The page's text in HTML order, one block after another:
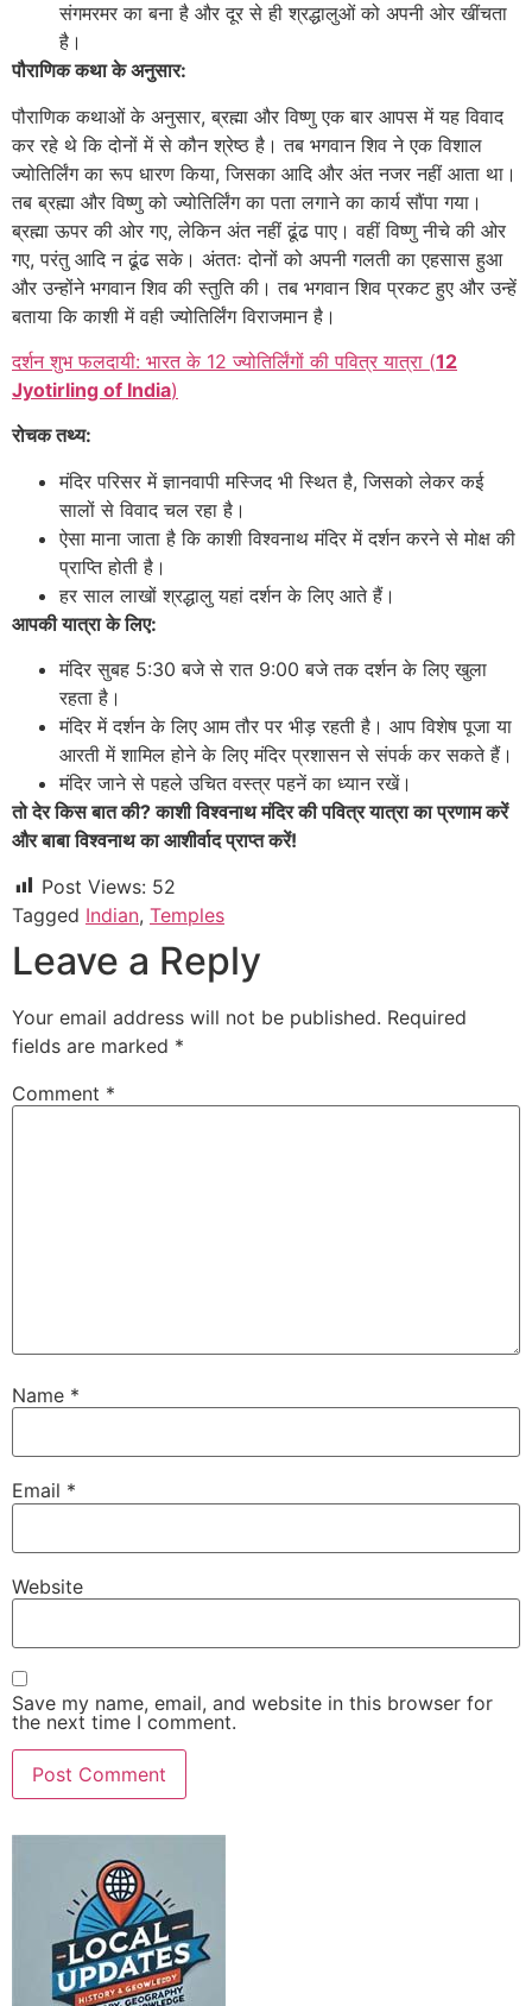
संगमरमर का बना है और दूर से ही श्रद्धालुओं को अपनी ओर खींचता
है।
पौराणिक कथा के अनुसार:
पौराणिक कथाओं के अनुसार, ब्रह्मा और विष्णु एक बार आपस में यह विवाद
कर रहे थे कि दोनों में से कौन श्रेष्ठ है। तब भगवान शिव ने एक विशाल
ज्योतिर्लिंग का रूप धारण किया, जिसका आदि और अंत नजर नहीं आता था।
तब ब्रह्मा और विष्णु को ज्योतिर्लिंग का पता लगाने का कार्य सौंपा गया।
ब्रह्मा ऊपर की ओर गए, लेकिन अंत नहीं ढूंढ पाए। वहीं विष्णु नीचे की ओर
गए, परंतु आदि न ढूंढ सके। अंततः दोनों को अपनी गलती का एहसास हुआ
और उन्होंने भगवान शिव की स्तुति की। तब भगवान शिव प्रकट हुए और उन्हें
बताया कि काशी में वही ज्योतिर्लिंग विराजमान है।
दर्शन शुभ फलदायी: भारत के 12 ज्योतिर्लिंगों की पवित्र यात्रा (12
Jyotirling of India)
रोचक तथ्य:
मंदिर परिसर में ज्ञानवापी मस्जिद भी स्थित है, जिसको लेकर कई
सालों से विवाद चल रहा है।
ऐसा माना जाता है कि काशी विश्वनाथ मंदिर में दर्शन करने से मोक्ष की
प्राप्ति होती है।
हर साल लाखों श्रद्धालु यहां दर्शन के लिए आते हैं।
आपकी यात्रा के लिए:
मंदिर सुबह 5:30 बजे से रात 9:00 बजे तक दर्शन के लिए खुला
रहता है।
मंदिर में दर्शन के लिए आम तौर पर भीड़ रहती है। आप विशेष पूजा या
आरती में शामिल होने के लिए मंदिर प्रशासन से संपर्क कर सकते हैं।
मंदिर जाने से पहले उचित वस्त्र पहनें का ध्यान रखें।
तो देर किस बात की? काशी विश्वनाथ मंदिर की पवित्र यात्रा का प्रणाम करें
और बाबा विश्वनाथ का आशीर्वाद प्राप्त करें!
Post Views: 52
Tagged Indian, Temples
Leave a Reply
Your email address will not be published. Required
fields are marked *
Comment *
Name *
Email *
Website
Save my name, email, and website in this browser for
the next time I comment.